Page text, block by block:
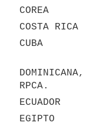
COREA
COSTA RICA
CUBA
DOMINICANA,
RPCA.
ECUADOR
EGIPTO